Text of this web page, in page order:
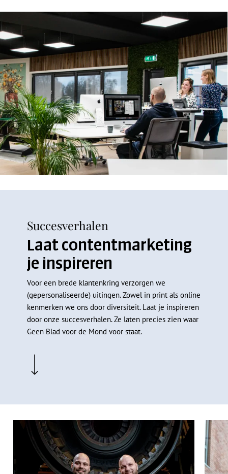
Succesverhalen
Laat contentmarketing
je inspireren
Voor een brede klantenkring verzorgen we
(gepersonaliseerde) uitingen. Zowel in print als online
kenmerken we ons door diversiteit. Laat je inspireren
door onze succesverhalen. Ze laten precies zien waar
Geen Blad voor de Mond voor staat.